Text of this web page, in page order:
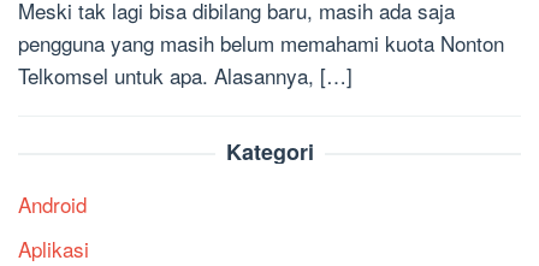
Meski tak lagi bisa dibilang baru, masih ada saja
pengguna yang masih belum memahami kuota Nonton
Telkomsel untuk apa. Alasannya, […]
Kategori
Android
Aplikasi